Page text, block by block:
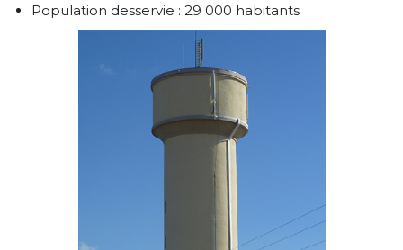
Population desservie : 29 000 habitants